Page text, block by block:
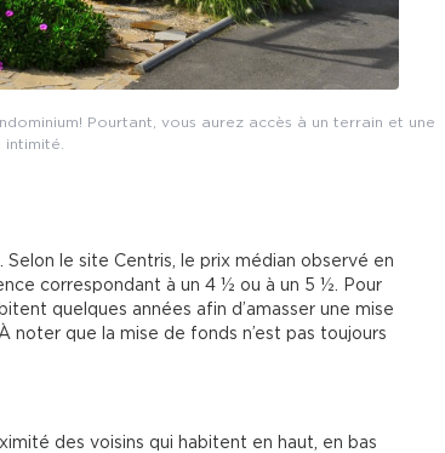
Pourtant, vous aurez accès à un terrain et une
intimité.
Selon le site Centris, le prix médian observé en
correspondant à un 4 ½ ou à un 5 ½. Pour
quelques années afin d’amasser une mise
que la mise de fonds n’est pas toujours
des voisins qui habitent en haut, en bas